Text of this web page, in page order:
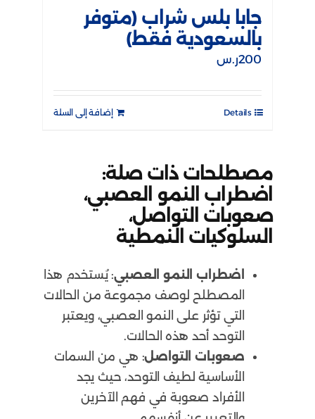
جابا بلس شراب (متوفر
بالسعودية فقط)
200ر.س
إضافة إلى السلة Details
مصطلحات ذات صلة:
اضطراب النمو العصبي،
صعوبات التواصل،
السلوكيات النمطية
اضطراب النمو العصبي: يُستخدم هذا
المصطلح لوصف مجموعة من الحالات
التي تؤثر على النمو العصبي، ويعتبر
التوحد أحد هذه الحالات.
صعوبات التواصل: هي من السمات
الأساسية لطيف التوحد، حيث يجد
الأفراد صعوبة في فهم الآخرين